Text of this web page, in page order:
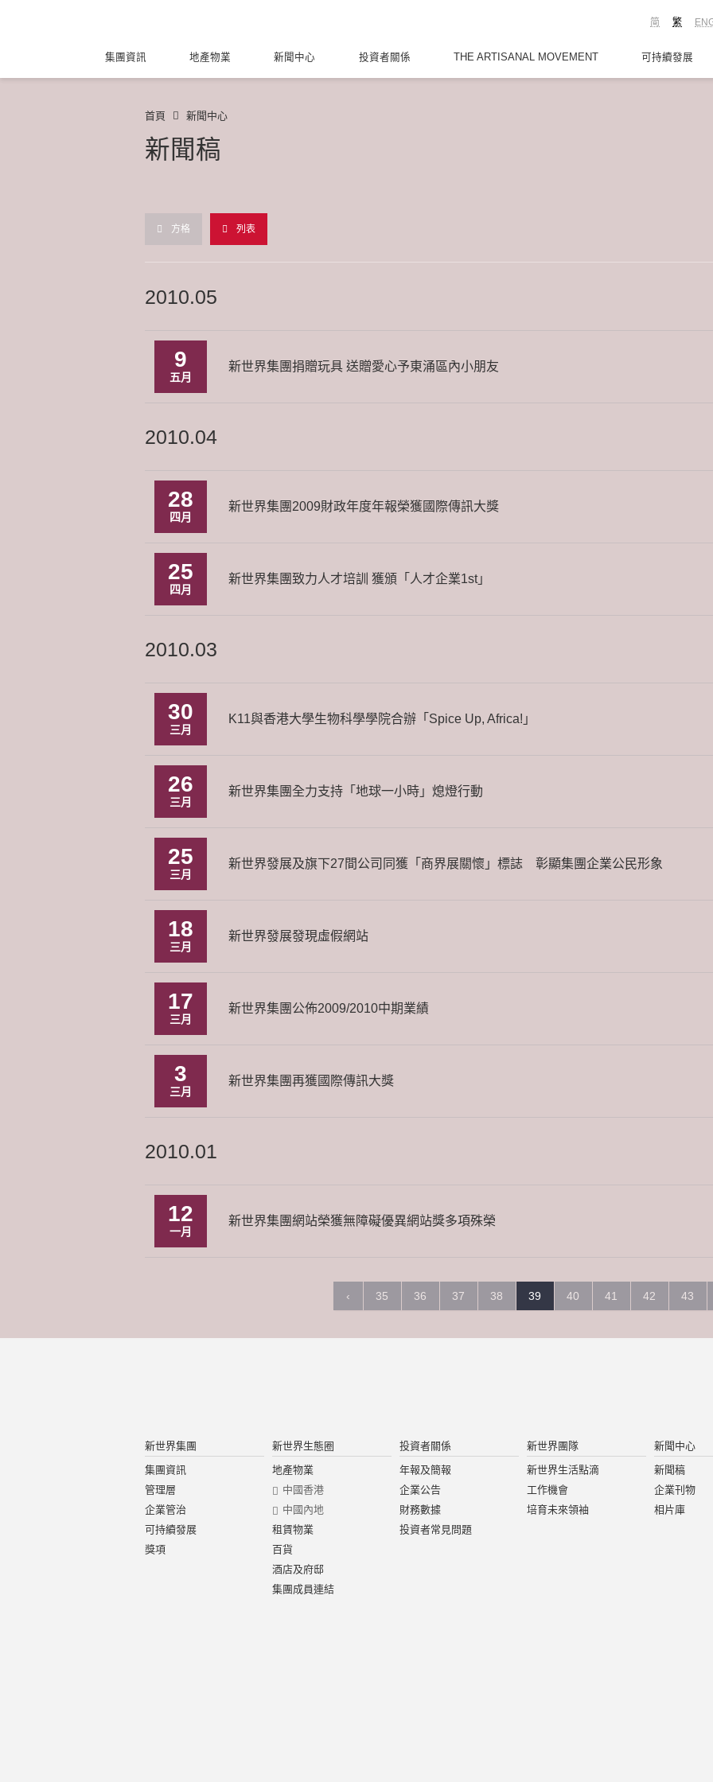
繁
简
集團資訊 地產物業 新聞中心 投資者關係 THE ARTISANAL MOVEMENT 可持續發展
首頁 新聞中心
新聞稿
方格 列表
2010.05
9
五月
新世界集團捐贈玩具 送贈愛心予東涌區內小朋友
2010.04
28
四月
新世界集團2009財政年度年報榮獲國際傳訊大獎
25
四月
新世界集團致力人才培訓 獲頒「人才企業1st」
2010.03
30
三月
K11與香港大學生物科學學院合辦「Spice Up, Africa!」
26
三月
新世界集團全力支持「地球一小時」熄燈行動
25
三月
新世界發展及旗下27間公司同獲「商界展關懷」標誌 彰顯集團企業公民形象
18
三月
新世界發展發現虛假網站
17
三月
新世界集團公佈2009/2010中期業績
3
三月
新世界集團再獲國際傳訊大獎
2010.01
12
一月
新世界集團網站榮獲無障礙優異網站獎多項殊榮
‹ 35 36 37 38 39 40 41 42 43
新世界集團
集團資訊
管理層
企業管治
可持續發展
獎項
新世界生態圈
地產物業
中國香港
中國內地
租賃物業
百貨
酒店及府邸
集團成員連結
投資者關係
年報及簡報
企業公告
財務數據
投資者常見問題
新世界團隊
新世界生活點滴
工作機會
培育未來領袖
新聞中心
新聞稿
企業刊物
相片庫